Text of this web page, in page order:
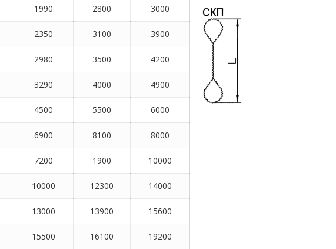
1990 2800 3000
2350 3100 3900
2980 3500 4200
3290 4000 4900
4500 5500 6000
6900 8100 8000
7200 1900 10000
10000 12300 14000
13000 13900 15600
15500 16100 19200